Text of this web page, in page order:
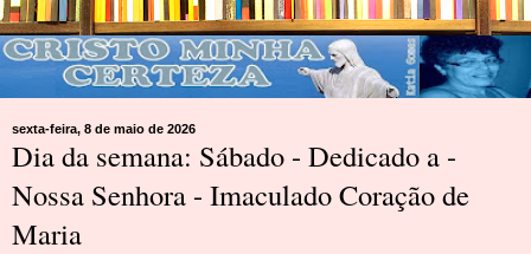
sexta-feira, 8 de maio de 2026
Dia da semana: Sábado - Dedicado a -
Nossa Senhora - Imaculado Coração de
Maria